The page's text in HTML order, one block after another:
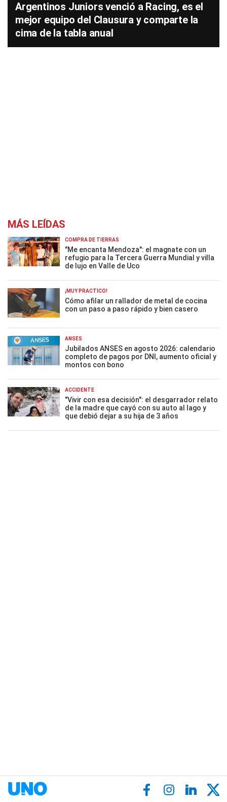
Argentinos Juniors venció a Racing, es el
mejor equipo del Clausura y comparte la
cima de la tabla anual
MÁS LEÍDAS
COMPRA DE TIERRAS
"Me encanta Mendoza": el magnate con un
refugio para la Tercera Guerra Mundial y villa
de lujo en Valle de Uco
¡MUY PRÁCTICO!
Cómo afilar un rallador de metal de cocina
con un paso a paso rápido y bien casero
ANSES
Jubilados ANSES en agosto 2026: calendario
completo de pagos por DNI, aumento oficial y
montos con bono
ACCIDENTE
"Vivir con esa decisión": el desgarrador relato
de la madre que cayó con su auto al lago y
que debió dejar a su hija de 3 años